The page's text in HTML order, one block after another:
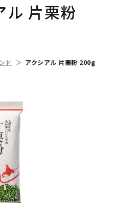
ル 片栗粉
ド アクシアル 片栗粉 200g